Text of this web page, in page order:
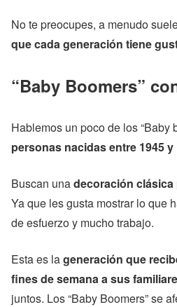
No te preocupes, a menudo
que cada generación tiene
“Baby Boomers”
Hablemos un poco de los “Baby
personas nacidas entre 1945 y
Buscan unadecoración
Ya que les gusta mostrar lo que
de esfuerzo y mucho trabajo.
Esta es lageneración que
fines de semana a sus
juntos. Los “Baby Boomers” se